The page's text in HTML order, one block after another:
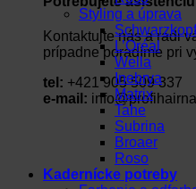
Kontaktujte nás a radi
prípadne poradíme pri
tel: +421 905 509 337
e-mail:
Styling a úprava
Schwarzkopf
L’Oréal
Wella
Inebrya
Matrix
Tahe
Subrina
Broaer
Roso
Kadernícke potreby